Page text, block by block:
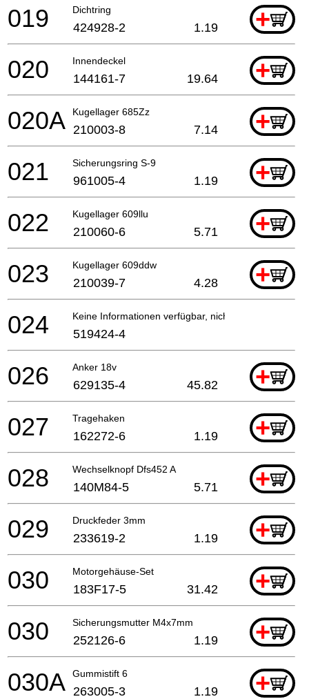
Dichtring +
019 424928-2 1.19
Innendeckel +
020 144161-7 19.64
Kugellager 685Zz +
020A 210003-8 7.14
Sicherungsring S-9 +
021 961005-4 1.19
Kugellager 609llu +
022 210060-6 5.71
Kugellager 609ddw +
023 210039-7 4.28
Keine Informationen verfügbar, nicht bestellbar
024 519424-4
Anker 18v +
026 629135-4 45.82
Tragehaken +
027 162272-6 1.19
Wechselknopf Dfs452 A +
028 140M84-5 5.71
Druckfeder 3mm +
029 233619-2 1.19
Motorgehäuse-Set +
030 183F17-5 31.42
Sicherungsmutter M4x7mm +
030 252126-6 1.19
Gummistift 6 +
030A 263005-3 1.19